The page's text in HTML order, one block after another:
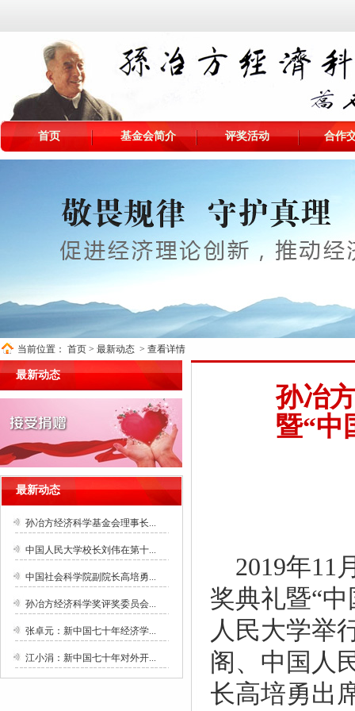
首页 基金会简介 评奖活动 合作
当前位置： 首页 > 最新动态 > 查看详情
最新动态
最新动态
孙冶方经济科学基金会理事长...
中国人民大学校长刘伟在第十...
中国社会科学院副院长高培勇...
孙冶方经济科学奖评奖委员会...
张卓元：新中国七十年经济学...
江小涓：新中国七十年对外开...
孙冶
暨“中
2019年11
奖典礼暨“
人民大学举
阁、中国人
长高培勇出